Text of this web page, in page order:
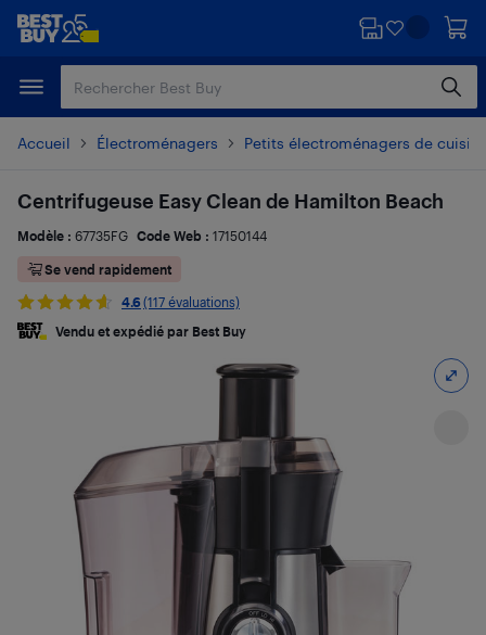
Passer
principal
Passer
Accueil Électroménagers Petits électroménagers de
Centrifugeuse Easy Clean de Hamilton Beach
Modèle : 67735FG Code Web : 17150144
Se vend rapidement
4.6 (117 évaluations)
Vendu et expédié par Best Buy